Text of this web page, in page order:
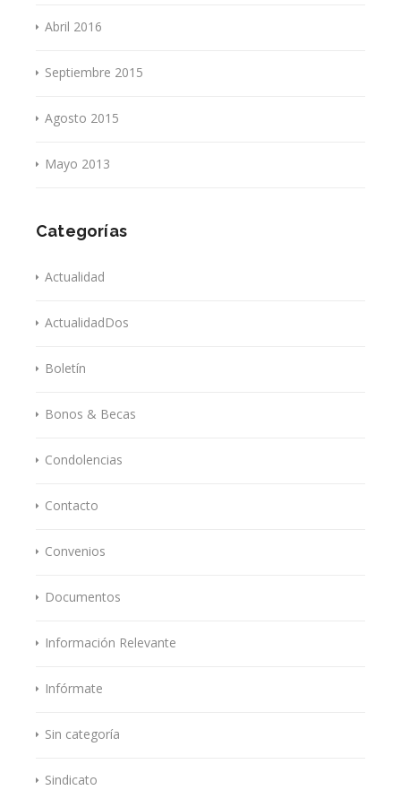
Abril 2016
Septiembre 2015
Agosto 2015
Mayo 2013
Categorías
Actualidad
ActualidadDos
Boletín
Bonos & Becas
Condolencias
Contacto
Convenios
Documentos
Información Relevante
Infórmate
Sin categoría
Sindicato